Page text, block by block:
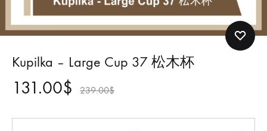
Kupilka – Large Cup 37 松木杯
131.00$ 239.00$